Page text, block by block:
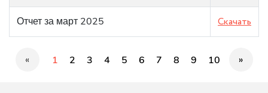
Отчет за март 2025 Скачать
« 1 2 3 4 5 6 7 8 9 10 »